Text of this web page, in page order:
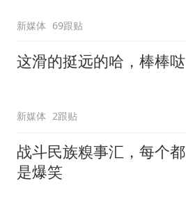
新媒体 69跟贴
这滑的挺远的哈，棒棒哒
新媒体 2跟贴
战斗民族糗事汇，每个都
是爆笑